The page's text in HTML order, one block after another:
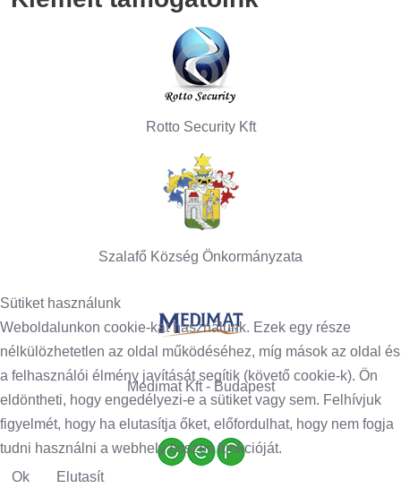
Rotto Security Kft
Szalafő Község Önkormányzata
Medimat Kft - Budapest
Sütiket használunk
Weboldalunkon cookie-kat használunk. Ezek egy része
nélkülözhetetlen az oldal működéséhez, míg mások az oldal és
a felhasználói élmény javítását segítik (követő cookie-k). Ön
eldöntheti, hogy engedélyezi-e a sütiket vagy sem. Felhívjuk
figyelmét, hogy ha elutasítja őket, előfordulhat, hogy nem fogja
tudni használni a webhely összes funkcióját.
Ok
Elutasít